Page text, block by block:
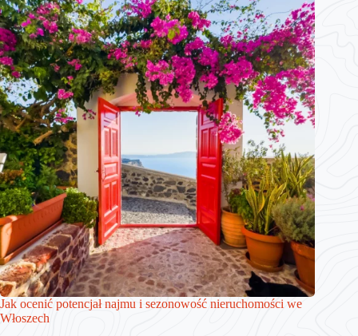
Jak ocenić potencjał najmu i sezonowość nieruchomości we
Włoszech